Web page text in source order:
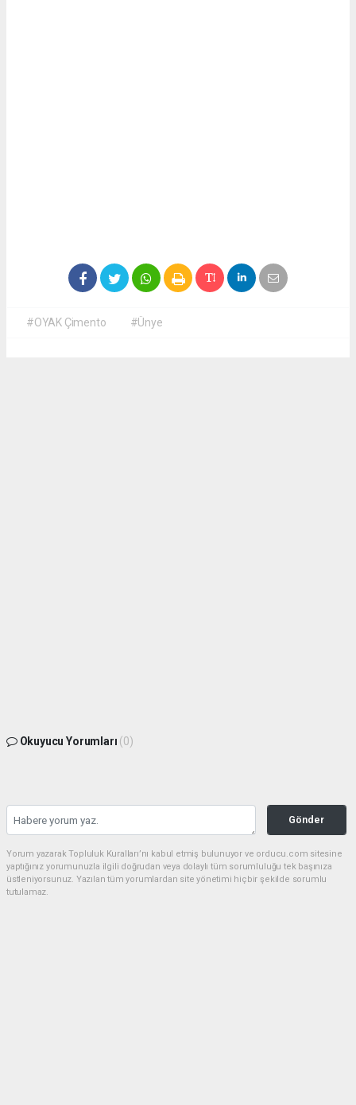
#OYAK Çimento #Ünye
Okuyucu Yorumları (0)
Gönder
Yorum yazarak Topluluk Kuralları’nı kabul etmiş bulunuyor ve orducu.com sitesine
yaptığınız yorumunuzla ilgili doğrudan veya dolaylı tüm sorumluluğu tek başınıza
üstleniyorsunuz. Yazılan tüm yorumlardan site yönetimi hiçbir şekilde sorumlu
tutulamaz.